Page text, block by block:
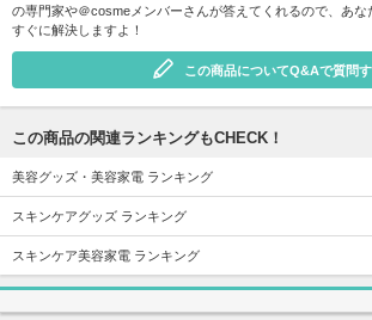
の専門家や＠cosmeメンバーさんが答えてくれるので、あな
すぐに解決しますよ！
この商品についてQ&Aで質問
この商品の関連ランキングもCHECK！
美容グッズ・美容家電 ランキング
スキンケアグッズ ランキング
スキンケア美容家電 ランキング